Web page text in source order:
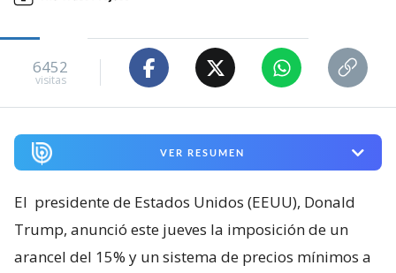
6452
visitas
VER RESUMEN
El presidente de Estados Unidos (EEUU), Donald
Trump, anunció este jueves la imposición de un
arancel del 15% y un sistema de precios mínimos a